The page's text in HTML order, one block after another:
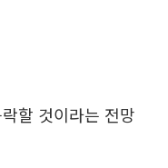
할 것이라는 전망